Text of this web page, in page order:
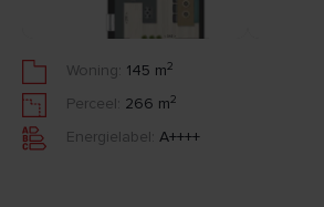
Woning: 145 m 2
Perceel: 266 m 2
Energielabel: A++++